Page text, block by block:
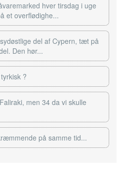
hver tirsdag i uge
et overflødighe...
del af Cypern, tæt på
Den hør...
?
men 34 da vi skulle
på samme tid...